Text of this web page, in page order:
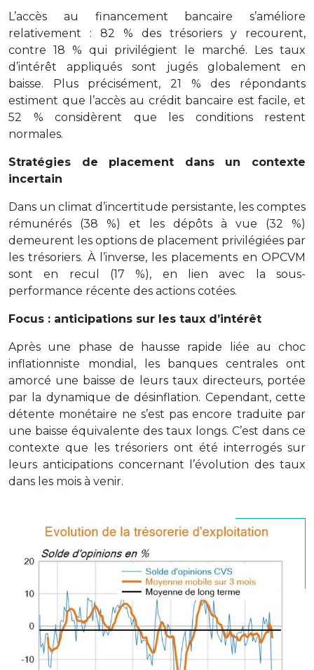
L’accès au financement bancaire s’améliore
relativement : 82 % des trésoriers y recourent,
contre 18 % qui privilégient le marché. Les taux
d’intérêt appliqués sont jugés globalement en
baisse. Plus précisément, 21 % des répondants
estiment que l’accès au crédit bancaire est facile, et
52 % considèrent que les conditions restent
normales.
Stratégies de placement dans un contexte
incertain
Dans un climat d’incertitude persistante, les comptes
rémunérés (38 %) et les dépôts à vue (32 %)
demeurent les options de placement privilégiées par
les trésoriers. À l’inverse, les placements en OPCVM
sont en recul (17 %), en lien avec la sous-
performance récente des actions cotées.
Focus : anticipations sur les taux d’intérêt
Après une phase de hausse rapide liée au choc
inflationniste mondial, les banques centrales ont
amorcé une baisse de leurs taux directeurs, portée
par la dynamique de désinflation. Cependant, cette
détente monétaire ne s’est pas encore traduite par
une baisse équivalente des taux longs. C’est dans ce
contexte que les trésoriers ont été interrogés sur
leurs anticipations concernant l’évolution des taux
dans les mois à venir.